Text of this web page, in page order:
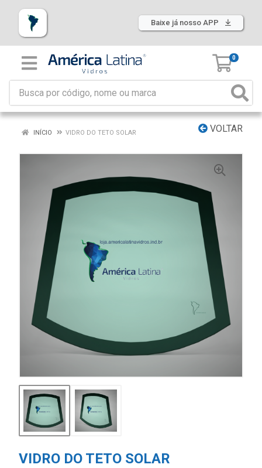
Baixe já nosso APP
0
VOLTAR
INÍCIO VIDRO DO TETO SOLAR
VIDRO DO TETO SOLAR